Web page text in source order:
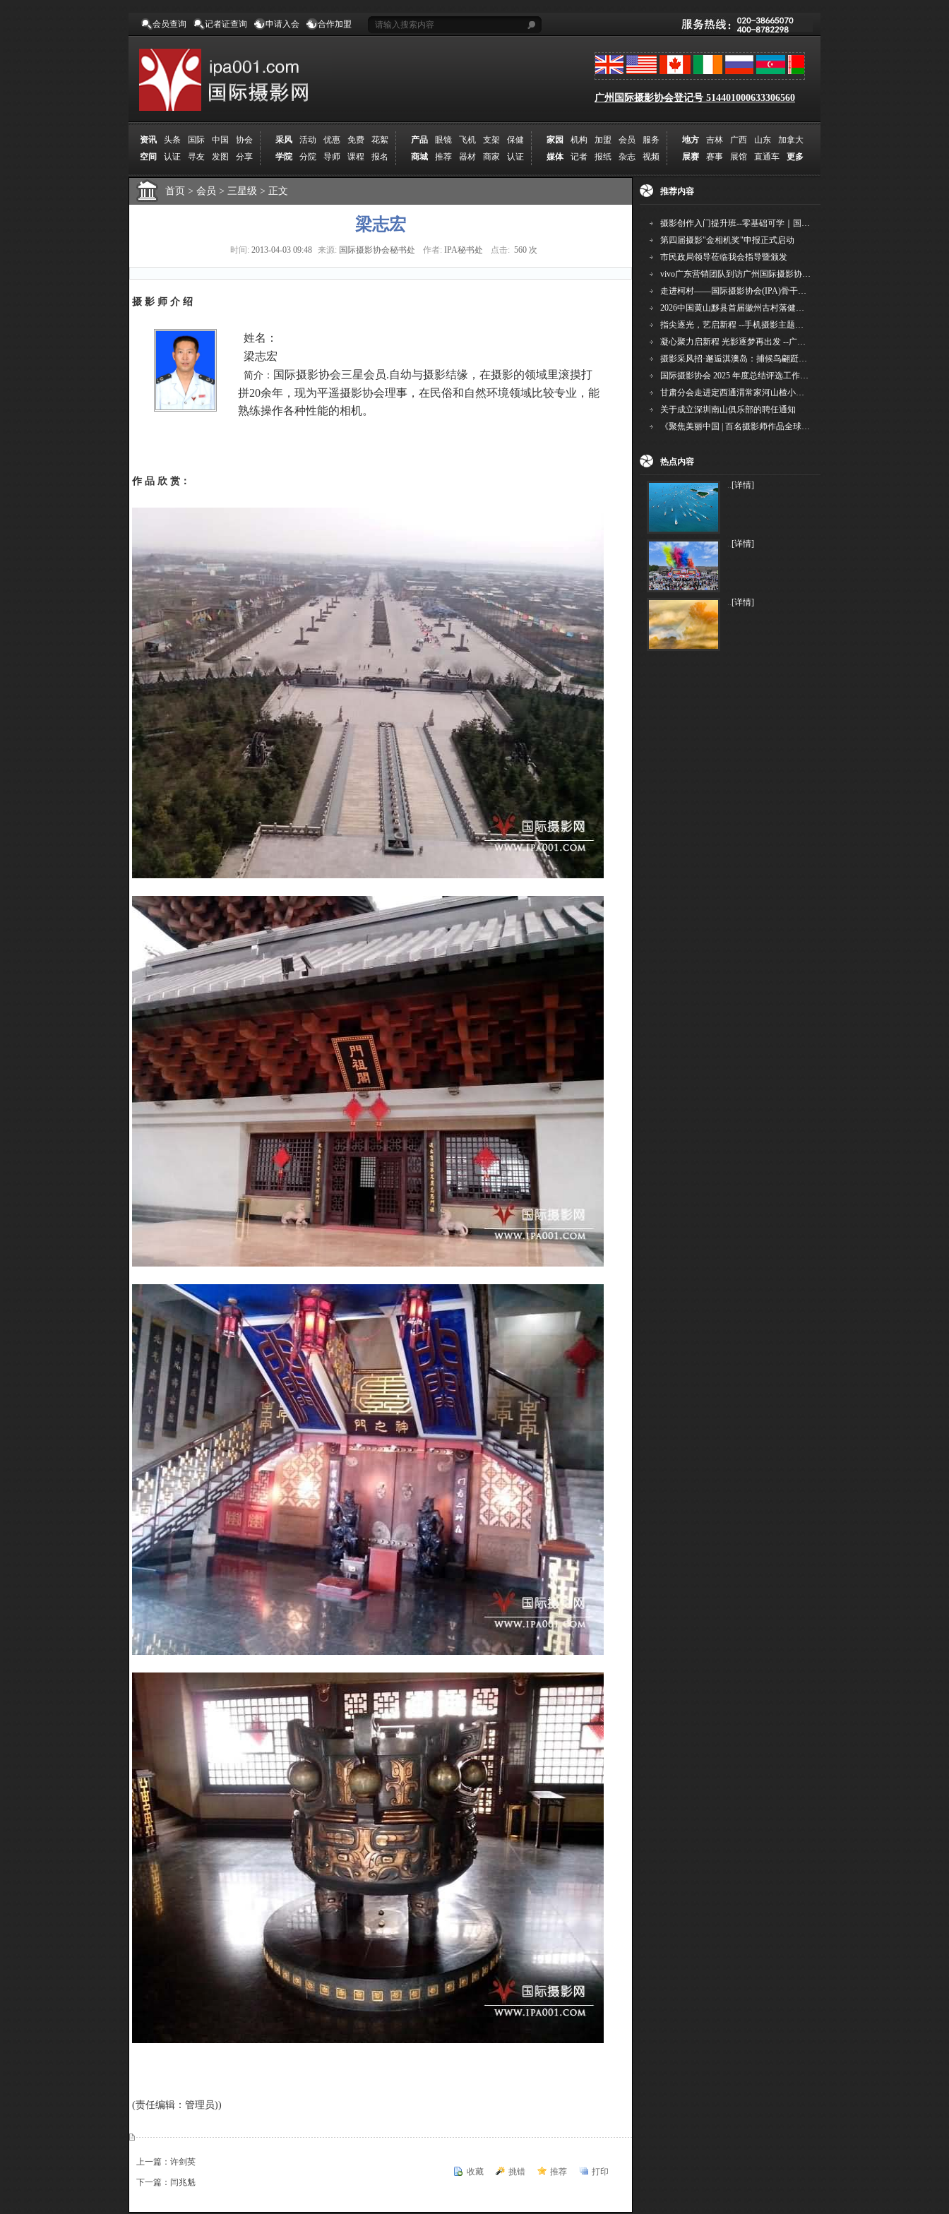
会员查询 记者证查询 申请入会 合作加盟
广州国际摄影协会登记号 514401000633306560
资讯 头条 国际 中国 协会 采风 活动 优惠 免费 花絮 产品 眼镜 飞机 支架 保健 家园 机构 加盟 会员 服务 地方 吉林 广西 山东
加拿大
空间
认证 寻友 发图 分享 学院 分院 导师 课程 报名 商城 推荐 器材 商家 认证 媒体 记者 报纸 杂志 视频 展赛 赛事 展馆 直通车 更多
首页 > 会员 > 三星级 > 正文
梁志宏
时间: 2013-04-03 09:48 来源: 国际摄影协会秘书处 作者: IPA秘书处 点击: 560 次
摄 影 师 介 绍
姓名：
梁志宏
简介： 国际摄影协会三星会员.自幼与摄影结缘，在摄影的领域里滚摸打
拼20余年，现为平遥摄影协会理事，在民俗和自然环境领域比较专业，能
熟练操作各种性能的相机。
作 品 欣 赏：
(责任编辑：管理员))
上一篇：许剑英
下一篇：闫兆魁
收藏 挑错 推荐 打印
推荐内容
摄影创作入门提升班--零基础可学｜国际评委授课｜手机·相机均可｜AI工具｜摄影比赛指
第四届摄影"金相机奖"申报正式启动
市民政局领导莅临我会指导暨颁发
vivo广东营销团队到访广州国际摄影协会 共商合作事宜
走进柯村——国际摄影协会(IPA)骨干采风安徽行之6
2026中国黄山黟县首届徽州古村落健康跑圆满举行
指尖逐光，艺启新程 --手机摄影主题讲座在市老年干部大学圆满落幕
凝心聚力启新程 光影逐梦再出发 --广州国际摄影协会2026年首次会长秘书长会议召开
摄影采风招·邂逅淇澳岛：捕候鸟翩跹，寻古村烟火，追海上霞光
国际摄影协会 2025 年度总结评选工作的通知
甘肃分会走进定西通渭常家河山楂小镇旅游景区开展"红果满枝迎丰岁·山楂小镇庆佳节"为主
关于成立深圳南山俱乐部的聘任通知
《聚焦美丽中国 | 百名摄影师作品全球巡回展》（晋中）开幕新闻通稿
热点内容
..[详情]
..[详情]
..[详情]